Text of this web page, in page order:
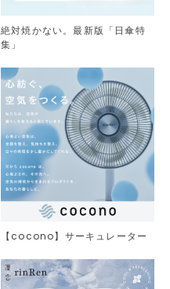
絶対焼かない。最新版「日傘特
集」
【cocono】サーキュレーター